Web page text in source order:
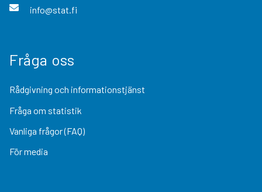
info@stat.fi
Fråga oss
Rådgivning och informationstjänst
Fråga om statistik
Vanliga frågor (FAQ)
För media